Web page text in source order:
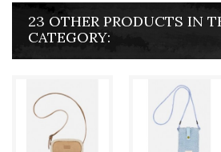
23 OTHER PRODUCTS IN
CATEGORY: